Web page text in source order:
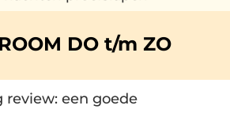
DO t/m ZO
review: een goede